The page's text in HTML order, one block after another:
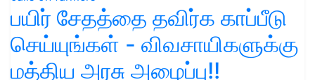
பயிர் சேதத்தை தவிர்க காப்பீடு
செய்யுங்கள் - விவசாயிகளுக்கு
மத்திய அரசு அழைப்பு!!